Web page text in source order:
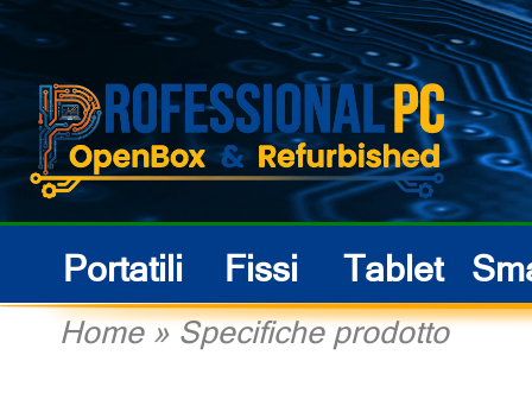
Portatili Fissi Tablet
Home»Specifiche prodotto